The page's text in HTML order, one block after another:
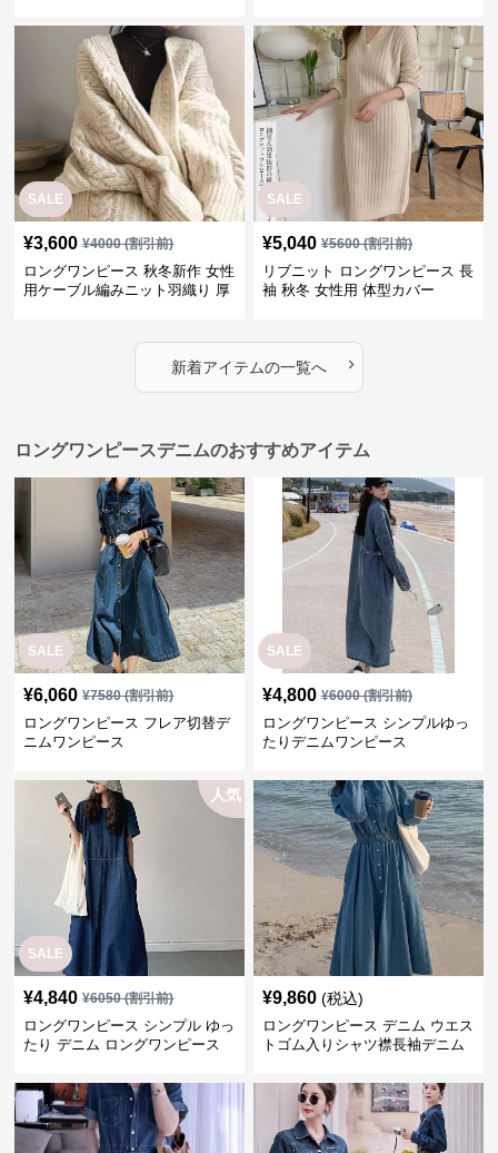
SALE
¥3,600 ¥4000(割引前)
ロングワンピース 秋冬新作 女性
用ケーブル編みニット羽織り 厚
SALE
¥5,040 ¥5600(割引前)
リブニット ロングワンピース 長
袖 秋冬 女性用 体型カバー
新着アイテムの一覧へ ›
ロングワンピースデニムのおすすめアイテム
SALE
¥6,060 ¥7580(割引前)
ロングワンピース フレア切替デ
ニムワンピース
SALE
¥4,800 ¥6000(割引前)
ロングワンピース シンプルゆっ
たりデニムワンピース
SALE
人気
¥4,840 ¥6050(割引前)
ロングワンピース シンプル ゆっ
たり デニム ロングワンピース
¥9,860 (税込)
ロングワンピース デニム ウエス
トゴム入りシャツ襟長袖デニム